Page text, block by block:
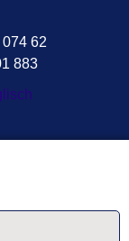
62
883